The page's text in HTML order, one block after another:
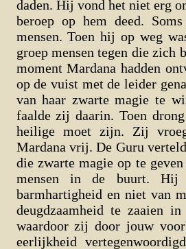
daden. Hij vond het niet erg
beroep op hem deed.
mensen. Toen hij op weg
groep mensen tegen die zich
moment Mardana hadden
op de vuist met de leider
van haar zwarte magie te
faalde zij daarin. Toen
heilige moet zijn. Zij
Mardana vrij. De Guru
die zwarte magie op te
mensen in de buurt.
barmhartigheid en niet van
deugdzaamheid te zaaien
waardoor zij door jouw
eerlijkheid